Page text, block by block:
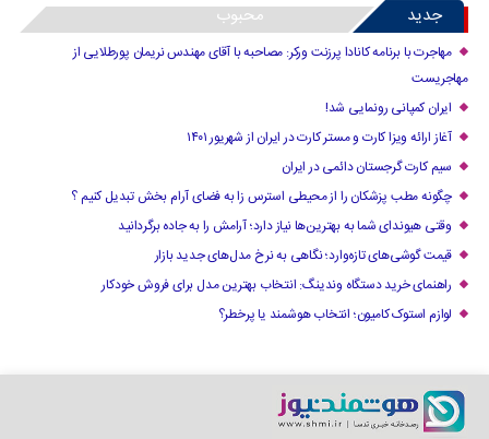
جدید محبوب
مهاجرت با برنامه کانادا پرزنت ورکر: مصاحبه با آقای مهندس نریمان پورطلایی از
مهاجریست
ایران کمپانی رونمایی شد!
آغاز ارائه ویزا کارت و مستر کارت در ایران از شهریور ۱۴۰۱
سیم کارت گرجستان دائمی در ایران
چگونه مطب پزشکان را از محیطی استرس زا به فضای آرام بخش تبدیل کنیم ؟
وقتی هیوندای شما به بهترین‌ها نیاز دارد؛ آرامش را به جاده برگردانید
قیمت گوشی‌های تازه‌وارد؛ نگاهی به نرخ مدل‌های جدید بازار
راهنمای خرید دستگاه وندینگ: انتخاب بهترین مدل برای فروش خودکار
لوازم استوک کامیون؛ انتخاب هوشمند یا پرخطر؟